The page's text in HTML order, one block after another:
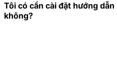
Tôi có cần cài đặt hướng
không?